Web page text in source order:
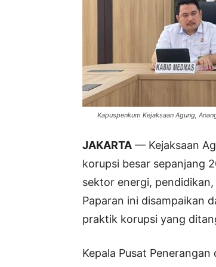
Kapuspenkum Kejaksaan Agung,
JAKARTA — Kejaksaan
korupsi besar sepanjang
sektor energi,
Paparan ini disampaikan
praktik korupsi yang
Kepala Pusat